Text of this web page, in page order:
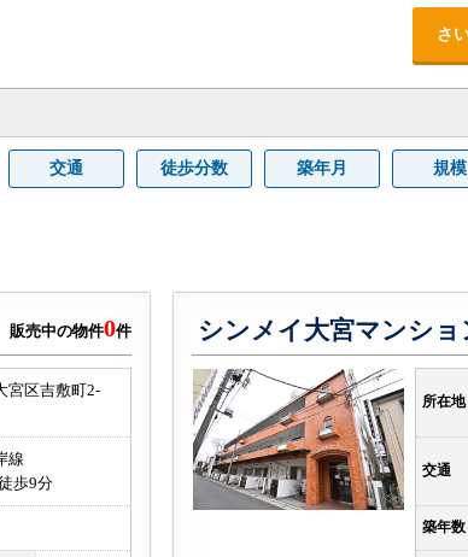
さ
交通 徒歩分数 築年月 規模
販売中の物件0件
宮区吉敷町2-
線
歩9分
シンメイ大宮マンショ
所在地
交通
築年数